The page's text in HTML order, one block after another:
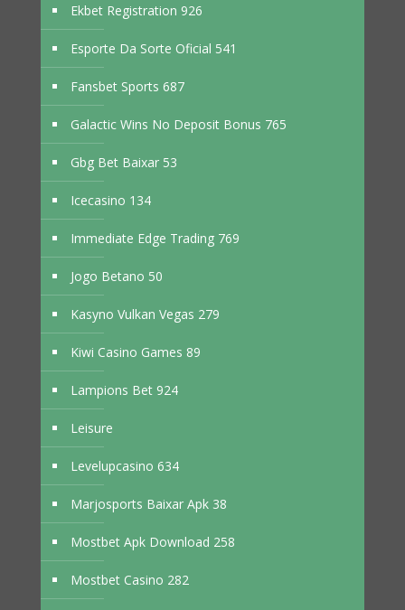
Ekbet Registration 926
Esporte Da Sorte Oficial 541
Fansbet Sports 687
Galactic Wins No Deposit Bonus 765
Gbg Bet Baixar 53
Icecasino 134
Immediate Edge Trading 769
Jogo Betano 50
Kasyno Vulkan Vegas 279
Kiwi Casino Games 89
Lampions Bet 924
Leisure
Levelupcasino 634
Marjosports Baixar Apk 38
Mostbet Apk Download 258
Mostbet Casino 282